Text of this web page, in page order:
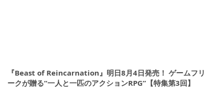
『Beast of Reincarnation』明日8月4日発売！ ゲームフリ
ークが贈る“一人と一匹のアクションRPG”【特集第3回】